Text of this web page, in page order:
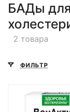
БАДы
2 товара
ФИЛЬТР